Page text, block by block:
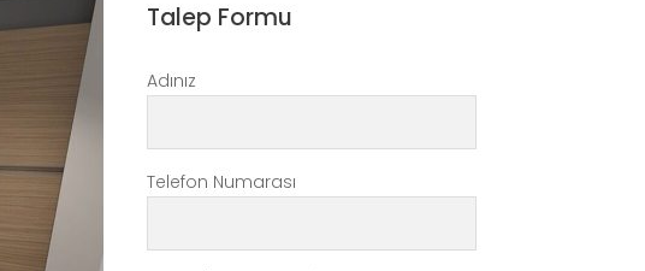
Talep Formu
Adınız
Telefon Numarası